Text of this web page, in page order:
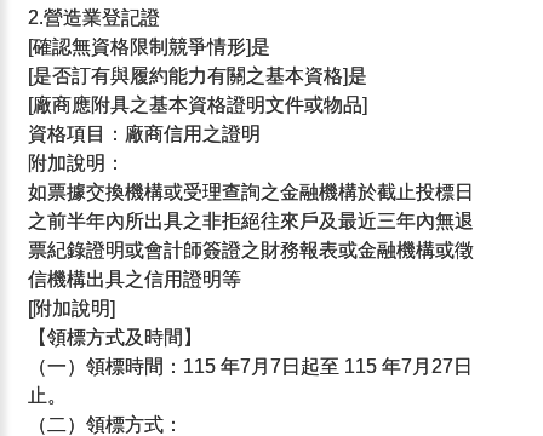
2.營造業登記證
[確認無資格限制競爭情形]是
[是否訂有與履約能力有關之基本資格]是
[廠商應附具之基本資格證明文件或物品]
資格項目：廠商信用之證明
附加說明：
如票據交換機構或受理查詢之金融機構於截止投標日
之前半年內所出具之非拒絕往來戶及最近三年內無退
票紀錄證明或會計師簽證之財務報表或金融機構或徵
信機構出具之信用證明等
[附加說明]
【領標方式及時間】
（一）領標時間：115 年7月7日起至 115 年7月27日
止。
（二）領標方式：